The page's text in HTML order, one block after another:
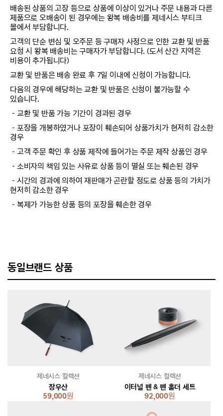
배송된 상품의 고장 등으로 상품에 이상이 있거나 주문 내용과 다른
제품으로 오배송이 된 경우에는 왕복 배송비를 제네시스 부티크
몰에서 부담합니다.
고객의 단순 변심 및 오주문 등 구매자 사정으로 인한 교환 및 반품
요청 시 왕복 배송비는 구매자가 부담합니다. (도서 산간 지역은
비용이 추가됩니다)
교환 및 반품은 배송 완료 후 7일 이내에 신청이 가능합니다.
다음의 경우에 해당하는 교환 및 반품은 신청이 불가능할 수
있습니다.
－교환 및 반품 가능 기간이 경과된 경우
－포장을 개봉하였거나 포장이 훼손되어 상품가치가 현저히 감소한
경우
－고객 주문 확인 후 상품 제작에 들어가는 주문 제작 상품인 경우
－소비자의 책임 있는 사유로 상품 등이 멸실 또는 훼손된 경우
－시간의 경과에 의하여 재판매가 곤란할 정도로 상품 등의 가치가
현저히 감소한 경우
－복제가 가능한 상품 등의 포장을 훼손한 경우
동일브랜드 상품
장우산
59,000원
제네시스 컬렉션
이터널 펜 & 펜 홀더 세트
92,000원
제네시스 컬렉션